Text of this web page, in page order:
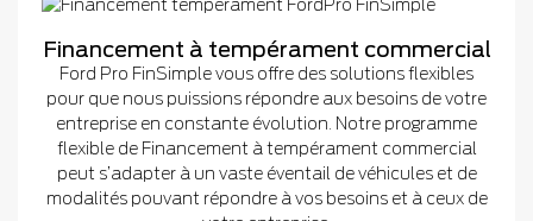
Financement à tempérament commercial
Ford Pro FinSimple vous offre des solutions flexibles
pour que nous puissions répondre aux besoins de votre
entreprise en constante évolution. Notre programme
flexible de Financement à tempérament commercial
peut s’adapter à un vaste éventail de véhicules et de
modalités pouvant répondre à vos besoins et à ceux de